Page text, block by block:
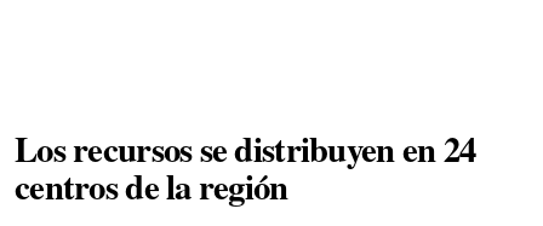
Los recursos se distribuyen en 24
centros de la región